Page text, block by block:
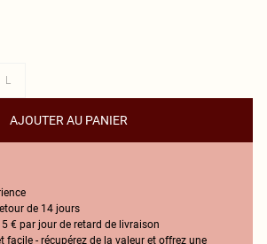
L
AJOUTER AU PANIER
de 14 jours
€ par jour de retard de livraison
facile - récupérez de la valeur et offrez une